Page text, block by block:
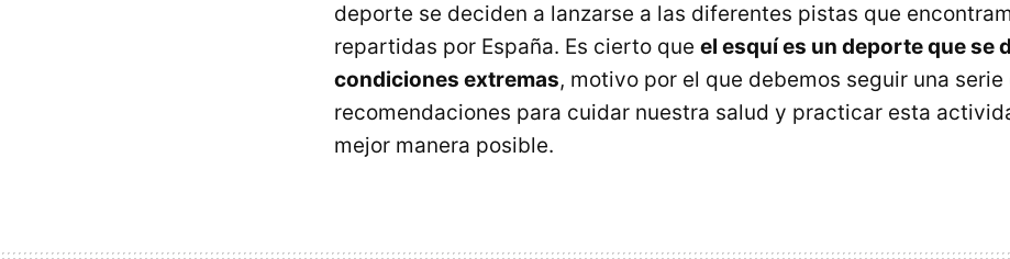
deporte se deciden a lanzarse a las diferentes pistas que
repartidas por España. Es cierto que el esquí es un deporte que se
condiciones extremas, motivo por el que debemos seguir una serie
recomendaciones para cuidar nuestra salud y practicar esta
mejor manera posible.